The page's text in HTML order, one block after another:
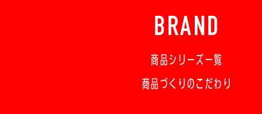
BRAND
商品シリーズ一覧
商品づくりのこだわり